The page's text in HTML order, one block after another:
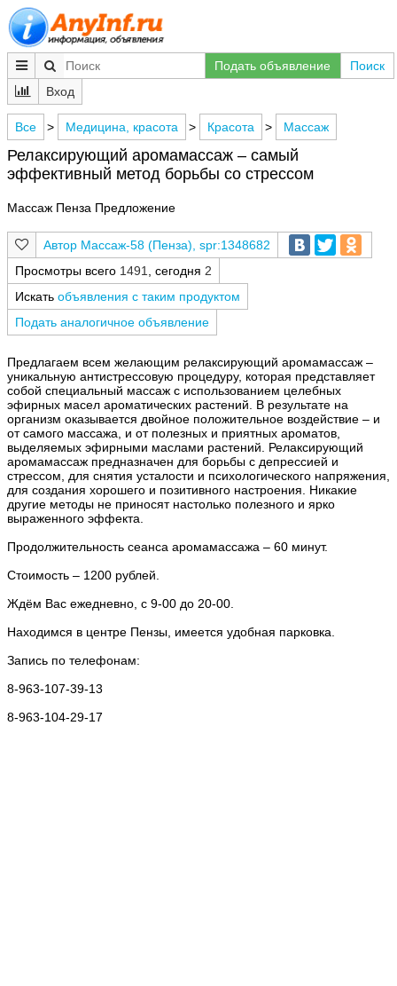
Подать объявление
Поиск
Вход
Все > Медицина, красота > Красота > Массаж
Релаксирующий аромамассаж – самый
эффективный метод борьбы со стрессом
Массаж Пенза Предложение
Массаж-58 (Пенза), spr:1348682
Просмотры всего 1491 , сегодня 2
Искать объявления с таким продуктом
Подать аналогичное объявление
Предлагаем всем желающим релаксирующий аромамассаж –
уникальную антистрессовую процедуру, которая представляет
собой специальный массаж с использованием целебных
эфирных масел ароматических растений. В результате на
организм оказывается двойное положительное воздействие – и
от самого массажа, и от полезных и приятных ароматов,
выделяемых эфирными маслами растений. Релаксирующий
аромамассаж предназначен для борьбы с депрессией и
стрессом, для снятия усталости и психологического напряжения,
для создания хорошего и позитивного настроения. Никакие
другие методы не приносят настолько полезного и ярко
выраженного эффекта.
Продолжительность сеанса аромамассажа – 60 минут.
Стоимость – 1200 рублей.
Ждём Вас ежедневно, с 9-00 до 20-00.
Находимся в центре Пензы, имеется удобная парковка.
Запись по телефонам:
8-963-107-39-13
8-963-104-29-17